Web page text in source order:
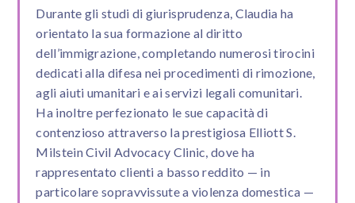
Durante gli studi di giurisprudenza, Claudia ha
orientato la sua formazione al diritto
dell’immigrazione, completando numerosi tirocini
dedicati alla difesa nei procedimenti di rimozione,
agli aiuti umanitari e ai servizi legali comunitari.
Ha inoltre perfezionato le sue capacità di
contenzioso attraverso la prestigiosa Elliott S.
Milstein Civil Advocacy Clinic, dove ha
rappresentato clienti a basso reddito — in
particolare sopravvissute a violenza domestica —